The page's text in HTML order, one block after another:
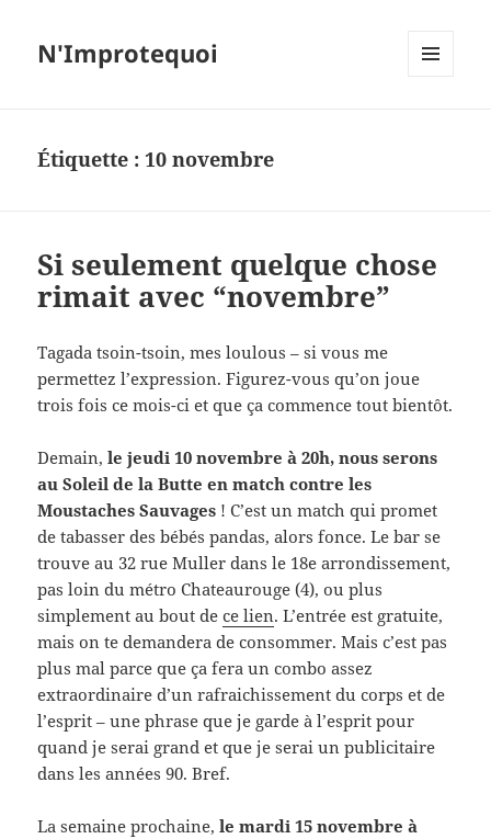
N'Improtequoi
Étiquette : 10 novembre
Si seulement quelque chose
rimait avec “novembre”
Tagada tsoin-tsoin, mes loulous – si vous me
permettez l’expression. Figurez-vous qu’on joue
trois fois ce mois-ci et que ça commence tout bientôt.
Demain,le jeudi 10 novembre à 20h, nous serons
au Soleil de la Butte en match contre les
Moustaches Sauvages ! C’est un match qui promet
de tabasser des bébés pandas, alors fonce. Le bar se
trouve au 32 rue Muller dans le 18e arrondissement,
pas loin du métro Chateaurouge (4), ou plus
simplement au bout dece lien. L’entrée est gratuite,
mais on te demandera de consommer. Mais c’est pas
plus mal parce que ça fera un combo assez
extraordinaire d’un rafraichissement du corps et de
l’esprit – une phrase que je garde à l’esprit pour
quand je serai grand et que je serai un publicitaire
dans les années 90. Bref.
La semaine prochaine,le mardi 15 novembre à